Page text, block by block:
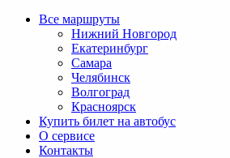
Все маршруты
Нижний Новгород
Екатеринбург
Самара
Челябинск
Волгоград
Красноярск
Купить билет на автобус
О сервисе
Контакты